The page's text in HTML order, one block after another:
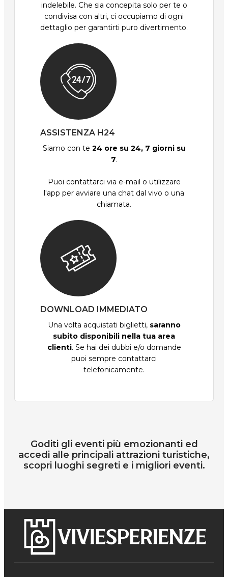
indelebile. Che sia concepita solo per te o
condivisa con altri, ci occupiamo di ogni
dettaglio per garantirti puro divertimento.
ASSISTENZA H24
Siamo con te 24 ore su 24, 7 giorni su
7.
Puoi contattarci via e-mail o utilizzare
l'app per avviare una chat dal vivo o una
chiamata.
DOWNLOAD IMMEDIATO
Una volta acquistati biglietti, saranno
subito disponibili nella tua area
clienti. Se hai dei dubbi e/o domande
puoi sempre contattarci
telefonicamente.
Goditi gli eventi più emozionanti ed
accedi alle principali attrazioni turistiche,
scopri luoghi segreti e i migliori eventi.